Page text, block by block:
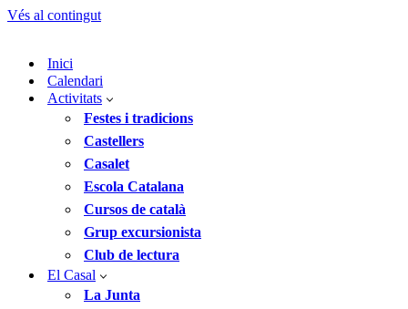
Vés al contingut
Inici
Calendari
Activitats
Festes i tradicions
Castellers
Casalet
Escola Catalana
Cursos de català
Grup excursionista
Club de lectura
El Casal
La Junta